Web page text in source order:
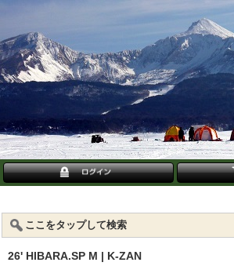
ここをタップして検索
26' HIBARA.SP M | K-ZAN